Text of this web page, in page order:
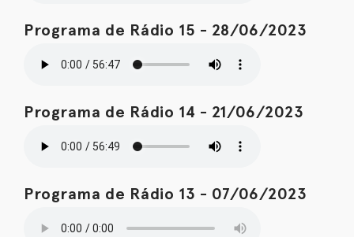
Programa de Rádio 15 - 28/06/2023
Programa de Rádio 14 - 21/06/2023
Programa de Rádio 13 - 07/06/2023